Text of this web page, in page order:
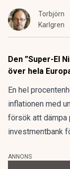
Torbjörn
Karlgren
Den ”Super-El
över hela
En hel
inflationen med
försök att dämpa
investmentbank
ANNONS